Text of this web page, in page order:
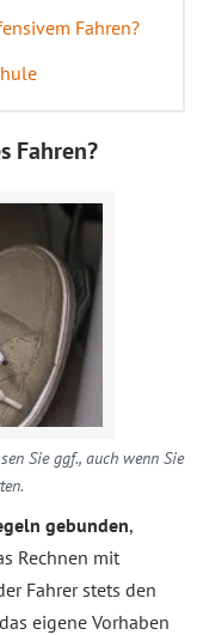
Fahren?
Fahren?
Sie ggf., auch wenn Sie
gebunden,
Rechnen mit
Fahrer stets den
eigene Vorhaben